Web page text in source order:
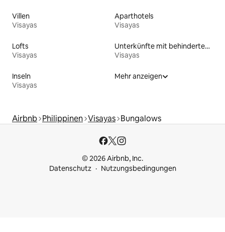
Villen
Visayas
Aparthotels
Visayas
Lofts
Visayas
Unterkünfte mit behindertengerechtem Bett
Visayas
Inseln
Visayas
Mehr anzeigen
Airbnb Philippinen Visayas Bungalows
© 2026 Airbnb, Inc.
Datenschutz
Nutzungsbedingungen